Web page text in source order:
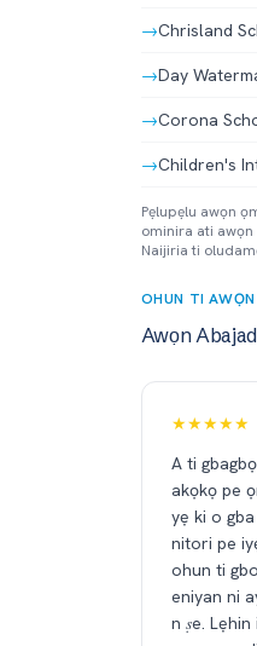
→Chrisland
→Day
→Corona
→Children's
Pẹlupẹlu awọn
ominira ati awọn
Naijiria ti
OHUN TI
Awọn
★★★★★
A ti
akọkọ pe
yẹ ki o gba
nitori pe
ohun ti
eniyan ni
n ṣe. Lẹhin